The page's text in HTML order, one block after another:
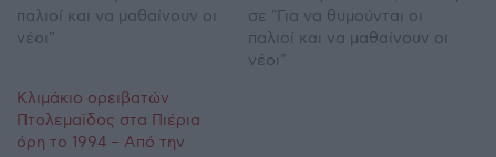
παλιοί και να μαθαίνουν οι
νέοι"
σε "Για να θυμούνται οι
παλιοί και να μαθαίνουν οι
νέοι"
Κλιμάκιο ορειβατών
Πτολεμαϊδος στα Πιέρια
όρη το 1994 – Από την